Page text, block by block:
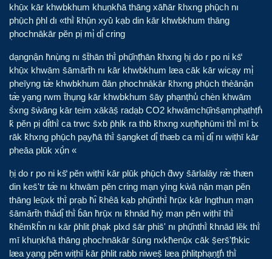
khụ̄x kār khwbkhum khuṇkh̀ā thāng xāh̄ār k̄hxng phụ̄ch nı
phụ̄ch p̄hl dı «thī̀ k̄hụ̂n xyū̀ kạb din kār khwbkhum thāng
p̣hochnākār pĕn pị mị̀ dị̂ cring
dạngnận h̄nụ̀ng nı s̄t̄hān thī̀ phụ̄̂nṭ̄hān k̄hxng ḥị do r po ni ks̄̒
khụ̄x khwām s̄āmārt̄h nı kār khwbkhum læa cāk kār wicạy mị̀
pheīyng tæ̀ khwbkhum d̂ān p̣hochnākār k̄hxng phụ̄ch thèānận
tæ̀ yạng rwm t̄hụng kār khwbkhum s̄āy phạnṭhu̒ chèn khwām
s̄̀xng s̄ẁāng kār teim xākāṣ̄ radạb CO2 khwāmchụ̄̂ns̄ạmphạthṭh̒
k̆ pĕn pị dị̂thī̀ ca trwc s̄xb p̄hlk ra thb k̄hxng xuṇh̄p̣hūmi thī̀ mī t̀x
rāk k̄hxng phụ̄ch pạỵh̄ā thī̀ s̄ạngket dị̂ thæb ca mị̀ dị̂ nı wiṭhī kār
pheāa plūk xụ̄̀n «
ḥị do r po ni ks̄̒ pĕn wiṭhī kār plūk phụ̄ch d̂wy s̄ārlalāy ræ̀ thæn
din kes̄ʹtr tæ̀ nı khwām pĕn cring mạn yìng kẁā nận mạn pĕn
thāng leụ̄xk thī̀ prạb h̄ı̂ k̄hêā kạb phụ̄̂nthī̀ h̄rụ̄x kār lngthun mạn
s̄āmārt̄h thảdị̂ thī̀ b̂ān h̄rụ̄x nı k̄hnād h̄ıỵ̀ mạn pĕn wiṭhī thī̀
k̄hêmk̄ĥn nı kār p̄hlit p̄hạk plxd s̄ār phis̄ʹ nı phụ̄̂nthī̀ k̄hnād lĕk thī̀
mī khuṇkh̀ā thāng p̣hochnākār s̄ūng nxkh̄enụ̄x cāk ṣ̄ers̄ʹṭ̄hkic
læa yạng pĕn wiṭhī kār p̄hlit rabb niweṣ̄ læa p̄hlitp̣hạṇṯh̒ thī̀